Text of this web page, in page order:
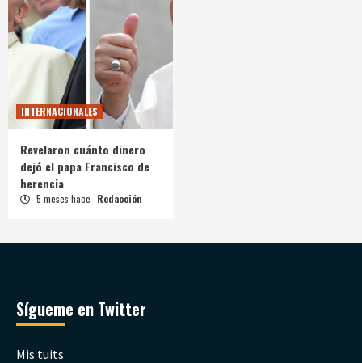
INTERNACIONALES
Revelaron cuánto dinero
dejó el papa Francisco de
herencia
5 meses hace Redacción
Sígueme en Twitter
Mis tuits